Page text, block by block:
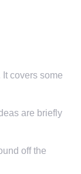
covers some
are briefly
off the